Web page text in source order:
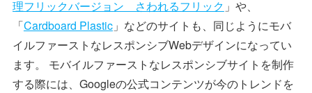
理フリックバージョン さわれるフリック 」や、
「Cardboard Plastic」などのサイトも、同じようにモバ
イルファーストなレスポンシブWebデザインになってい
ます。 モバイルファーストなレスポンシブサイトを制作
する際には、Googleの公式コンテンツが今のトレンドを